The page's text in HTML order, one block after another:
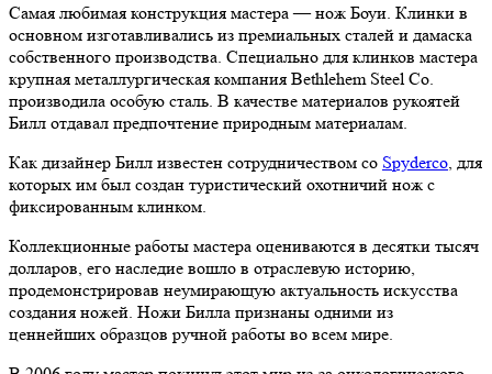
Самая любимая конструкция мастера — нож Боуи. Клинки в
основном изготавливались из премиальных сталей и дамаска
собственного производства. Специально для клинков мастера
крупная металлургическая компания Bethlehem Steel Co.
производила особую сталь. В качестве материалов рукоятей
Билл отдавал предпочтение природным материалам.
Как дизайнер Билл известен сотрудничеством со Spyderco , для
которых им был создан туристический охотничий нож с
фиксированным клинком.
Коллекционные работы мастера оцениваются в десятки тысяч
долларов, его наследие вошло в отраслевую историю,
продемонстрировав неумирающую актуальность искусства
создания ножей. Ножи Билла признаны одними из
ценнейших образцов ручной работы во всем мире.